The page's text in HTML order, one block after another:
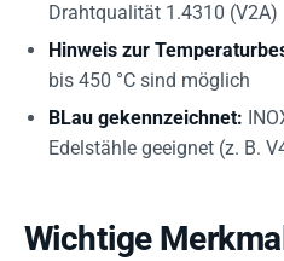
Drahtqualität 1.4310 (V2A)
Hinweis zur
bis 450 °C sind möglich
BLau gekennzeichnet:
Edelstähle geeignet (z. B.
Wichtige